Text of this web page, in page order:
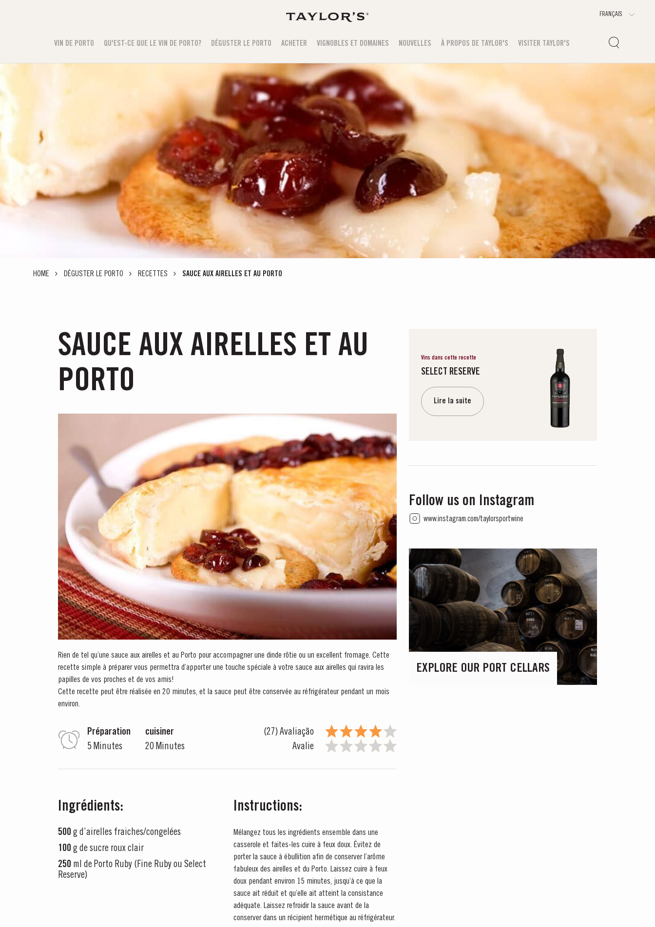
VIN DE PORTO QU'EST-CE QUE LE VIN DE PORTO? DÉGUSTER LE PORTO ACHETER VIGNOBLES ET DOMAINES NOUVELLES À PROPOS DE TAYLOR'S VISITER TAYLOR'S
HOME DÉGUSTER LE PORTO RECETTES SAUCE AUX AIRELLES ET AU PORTO
SAUCE AUX AIRELLES ET AU
PORTO
Rien de tel qu’une sauce aux airelles et au Porto pour accompagner une dinde rôtie ou un excellent fromage. Cette
recette simple à préparer vous permettra d’apporter une touche spéciale à votre sauce aux airelles qui ravira les
papilles de vos proches et de vos amis!
Cette recette peut être réalisée en 20 minutes, et la sauce peut être conservée au réfrigérateur pendant un mois
environ.
Préparation
5 Minutes
cuisiner
20 Minutes
(27) Avaliação
Avalie
Ingrédients:
500 g d’airelles fraiches/congelées
100 g de sucre roux clair
250 ml de Porto Ruby (Fine Ruby ou Select
Reserve)
Instructions:
Mélangez tous les ingrédients ensemble dans une
casserole et faites-les cuire à feux doux. Évitez de
porter la sauce à ébullition afin de conserver l’arôme
fabuleux des airelles et du Porto. Laissez cuire à feux
doux pendant environ 15 minutes, jusqu’à ce que la
sauce ait réduit et qu’elle ait atteint la consistance
adéquate. Laissez refroidir la sauce avant de la
conserver dans un récipient hermétique au réfrigérateur.
Vins dans cette recette
SELECT RESERVE
Lire la suite
Follow us on Instagram
www.instagram.com/taylorsportwine
EXPLORE OUR PORT CELLARS
MASTERCLASSES NA TAYLOR'S
Masterclass do dia: Vargellas, disponível todos os dias às 15h. É necessário fazer reserva.